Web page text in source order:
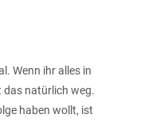
Wenn ihr alles in
das natürlich weg.
haben wollt, ist